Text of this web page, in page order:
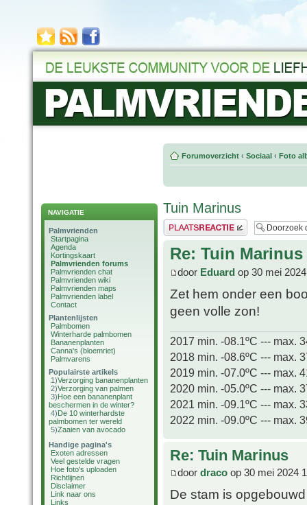
NAVIGATIE
Palmvrienden
Startpagina
Agenda
Kortingskaart
Palmvrienden forums
Palmvrienden chat
Palmvrienden wiki
Palmvrienden maps
Palmvrienden label
Contact
Plantenlijsten
Palmbomen
Winterharde palmbomen
Bananenplanten
Canna's (bloemriet)
Palmvarens
Populairste artikels
1)Verzorging bananenplanten
2)Verzorging van palmen
3)Hoe een bananenplant
beschermen in de winter?
4)De 10 winterhardste
palmbomen ter wereld
5)Zaaien van avocado
Handige pagina's
Exoten adressen
Veel gestelde vragen
Hoe foto's uploaden
Richtlijnen
Disclaimer
Link naar ons
Links
Forumoverzicht ‹ Sociaal ‹ Foto
Tuin Marinus
Plaats een reactie
Re: Tuin Marinus
door Eduard op 30 mei
Zet hem onder een
geen volle zon!
2017 min. -08.1ºC --- max.
2018 min. -08.6ºC --- max.
2019 min. -07.0ºC --- max.
2020 min. -05.0ºC --- max.
2021 min. -09.1ºC --- max.
2022 min. -09.0ºC --- max.
Re: Tuin Marinus
door draco op 30 mei 2024
De stam is